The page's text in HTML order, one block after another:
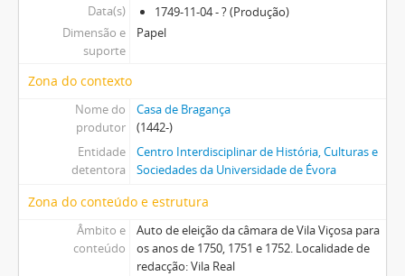
Data(s)
1749-11-04 - ? (Produção)
Dimensão e
suporte
Papel
Zona do contexto
Nome do
produtor
Casa de Bragança
(1442-)
Entidade
detentora
Centro Interdisciplinar de História, Culturas e
Sociedades da Universidade de Évora
Zona do conteúdo e estrutura
Âmbito e
conteúdo
Auto de eleição da câmara de Vila Viçosa para
os anos de 1750, 1751 e 1752. Localidade de
redacção: Vila Real